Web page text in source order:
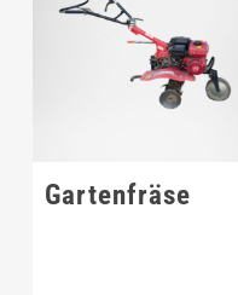
Gartenfräse